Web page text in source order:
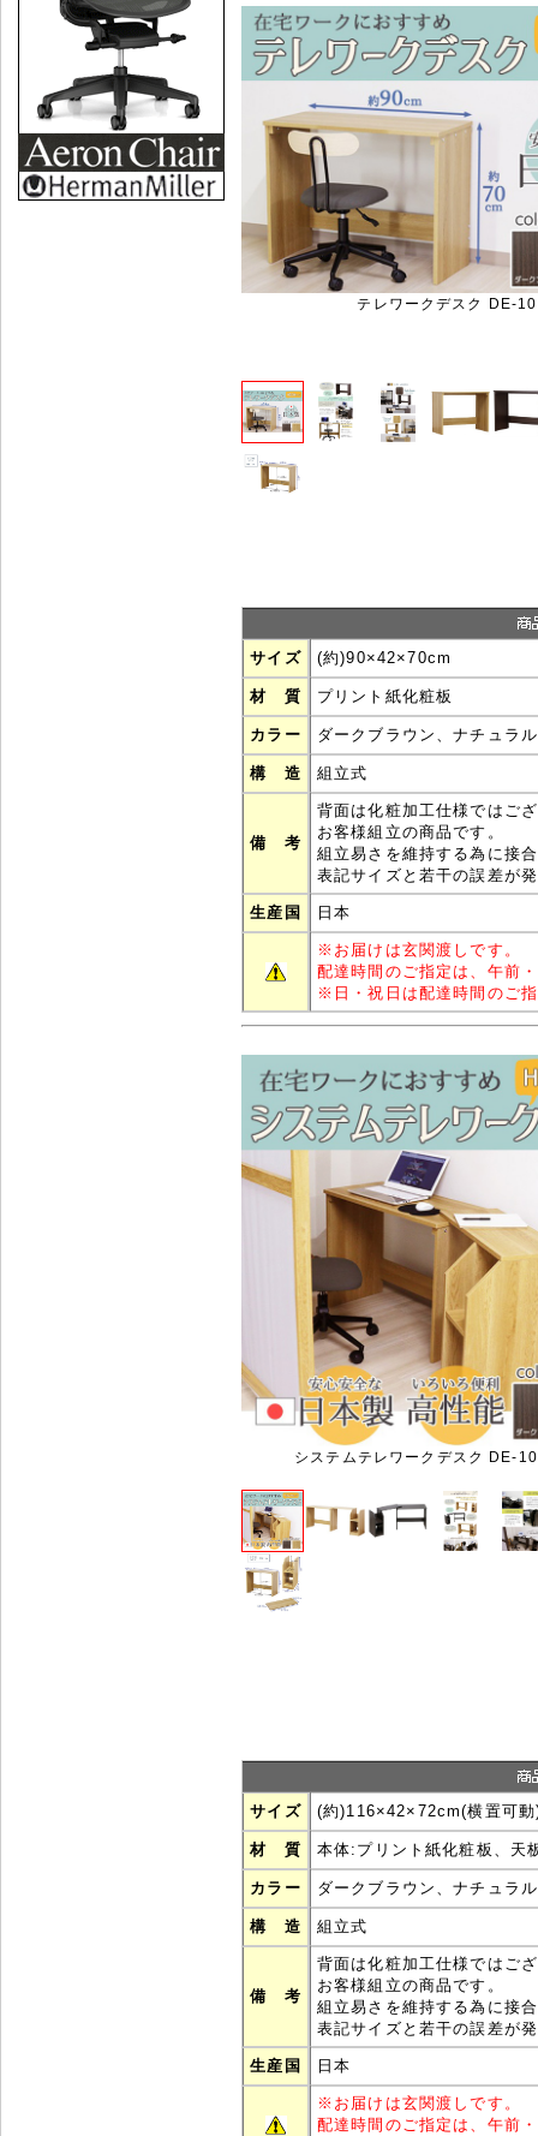
テレワークデスク DE-10
サイズ (約)90×42×70cm
材 質 プリント紙化粧板
カラー ダークブラウン、ナチュラル
構 造 組立式
備 考
背面は化粧加工仕様ではご
お客様組立の商品です。
組立易さを維持する為に接
表記サイズと若干の誤差が
生産国 日本
※ お届けは玄関渡しです。
配達時間のご指定は、午前
※ 日・祝日は配達時間のご
システムテレワークデスク DE-
サイズ (約)116×42×72cm(横置可
材 質 本体:プリント紙化粧板、天
カラー ダークブラウン、ナチュラル
構 造 組立式
備 考
背面は化粧加工仕様ではご
お客様組立の商品です。
組立易さを維持する為に接
表記サイズと若干の誤差が
生産国 日本
※ お届けは玄関渡しです。
配達時間のご指定は、午前